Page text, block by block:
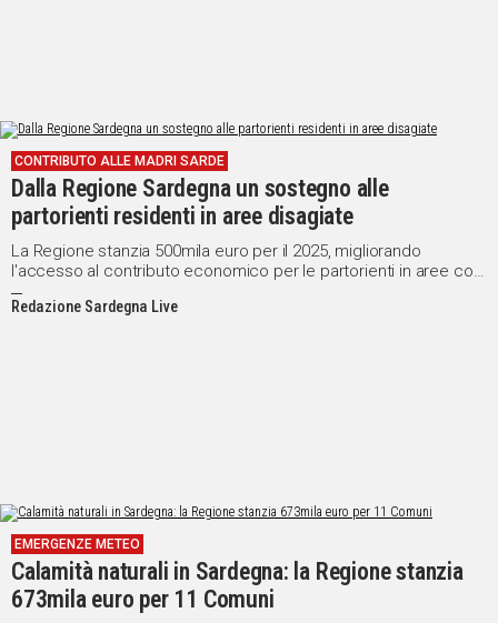
CONTRIBUTO ALLE MADRI SARDE
Dalla Regione Sardegna un sostegno alle
partorienti residenti in aree disagiate
La Regione stanzia 500mila euro per il 2025, migliorando
l'accesso al contributo economico per le partorienti in aree con
difficoltà di accesso ai servizi sanitari
Redazione Sardegna Live
EMERGENZE METEO
Calamità naturali in Sardegna: la Regione stanzia
673mila euro per 11 Comuni